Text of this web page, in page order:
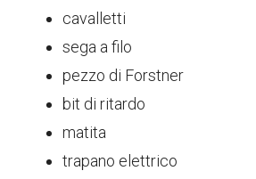
cavalletti
sega a filo
pezzo di Forstner
bit di ritardo
matita
trapano elettrico